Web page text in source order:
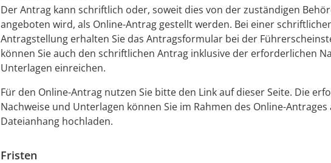
Der Antrag kann schriftlich oder, soweit dies von der zuständigen
angeboten wird, als Online-Antrag gestellt werden. Bei einer
Antragstellung erhalten Sie das Antragsformular bei der
können Sie auch den schriftlichen Antrag inklusive der erforderlichen
Unterlagen einreichen.
Für den Online-Antrag nutzen Sie bitte den Link auf dieser Seite. Die
Nachweise und Unterlagen können Sie im Rahmen des Online-Antrages
Dateianhang hochladen.
Fristen